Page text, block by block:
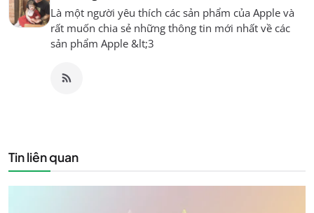
Là một người yêu thích các sản phẩm của Apple và
rất muốn chia sẻ những thông tin mới nhất về các
sản phẩm Apple &lt;3
Tin liên quan